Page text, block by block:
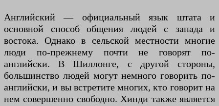
Английский — официальный язык штата и
основной способ общения людей с запада и
востока. Однако в сельской местности многие
люди по-прежнему почти не говорят по-
английски. В Шиллонге, с другой стороны,
большинство людей могут немного говорить по-
английски, и вы встретите многих, кто говорит на
нем совершенно свободно. Хинди также является